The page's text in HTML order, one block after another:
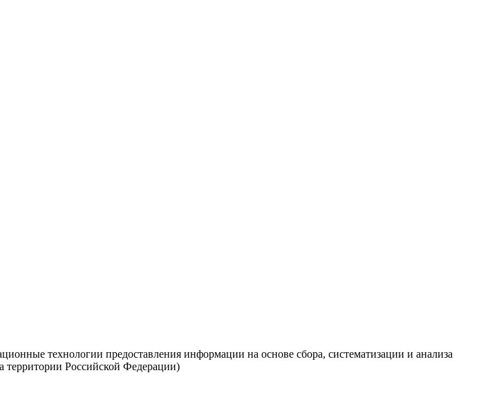
технологии предоставления информации на основе сбора, систематизации и анализа
территории Российской Федерации)